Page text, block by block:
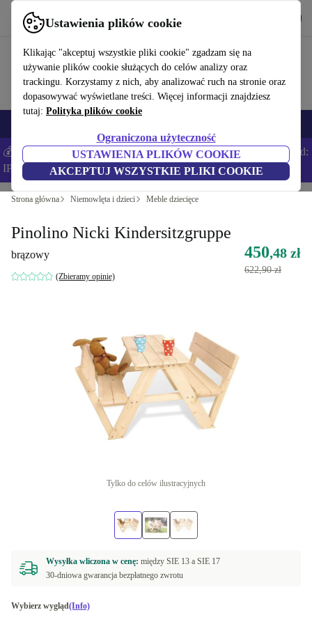
Ustawienia plików cookie
Klikając "akceptuj wszystkie pliki cookie" zgadzam się na
używanie plików cookie służących do celów analizy oraz
trackingu. Korzystamy z nich, aby analizować ruch na stronie oraz
dopasowywać wyświetlane treści. Więcej informacji znajdziesz
tutaj: Polityka plików cookie
Ograniczona użyteczność
USTAWIENIA PLIKÓW COOKIE
AKCEPTUJ WSZYSTKIE PLIKI COOKIE
Korzystaj z refurbed szybko i łatwo
💰Zaoszczędź DODATKOWE 5% na wszystkich iPhone’ach – Kod:
IPHONEDEAL –Regulamin
Strona główna Niemowlęta i dzieci Meble dziecięce
Pinolino Nicki Kindersitzgruppe
brązowy
(Zbieramy opinie)
450,48 zł
622,90 zł
Tylko do celów ilustracyjnych
Wysyłka wliczona w cenę: między SIE 13 a SIE 17
30-dniowa gwarancja bezpłatnego zwrotu
Wybierz wygląd(Info)